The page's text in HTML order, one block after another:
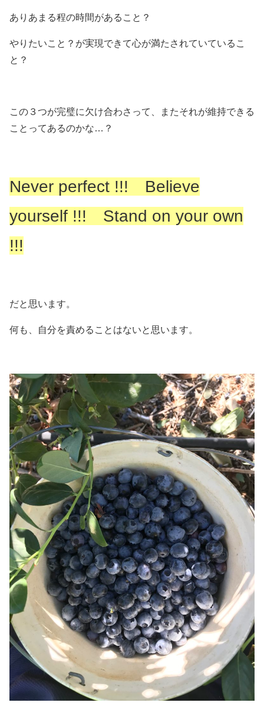
ありあまる程の時間があること？
やりたいこと？が実現できて心が満たされていているこ
と？
この３つが完璧に欠け合わさって、またそれが維持できる
ことってあるのかな…？
Never perfect !!! Believe
yourself !!! Stand on your own
!!!
だと思います。
何も、自分を責めることはないと思います。